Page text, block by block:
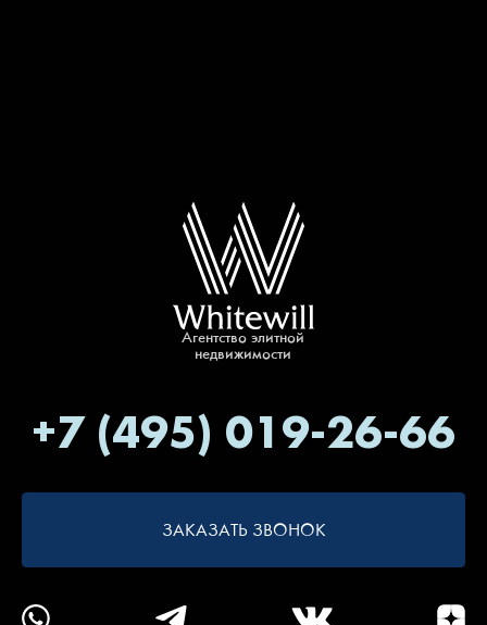
Агентство элитной
недвижимости
+7 (495) 019-26-66
ЗАКАЗАТЬ ЗВОНОК